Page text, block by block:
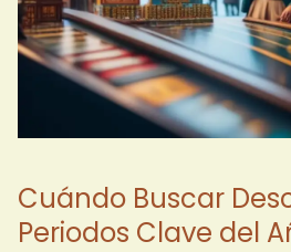
Cuándo Buscar
Periodos Clave del